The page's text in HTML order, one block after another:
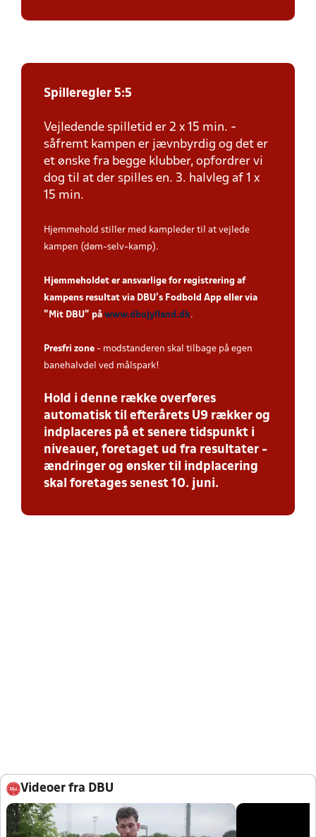
Spilleregler 5:5
Vejledende spilletid er 2 x 15 min. -
såfremt kampen er jævnbyrdig og det er
et ønske fra begge klubber, opfordrer vi
dog til at der spilles en. 3. halvleg af 1 x
15 min.
Hjemmehold stiller med kampleder til at vejlede
kampen (døm-selv-kamp).
Hjemmeholdet er ansvarlige for registrering af
kampens resultat via DBU’s Fodbold App eller via
”Mit DBU” på www.dbujylland.dk.
Presfri zone - modstanderen skal tilbage på egen
banehalvdel ved målspark!
Hold i denne række overføres
automatisk til efterårets U9 rækker og
indplaceres på et senere tidspunkt i
niveauer, foretaget ud fra resultater -
ændringer og ønsker til indplacering
skal foretages senest 10. juni.
Videoer fra DBU